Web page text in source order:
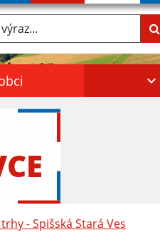
- Spišská Stará Ves